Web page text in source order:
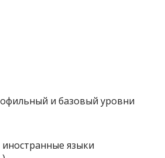
и базовый уровни
языки